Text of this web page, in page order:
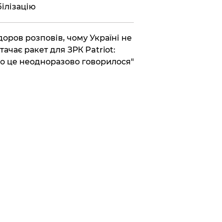
розповів, чому Україні не
ракет для ЗРК Patriot:
це неодноразово говорилося"